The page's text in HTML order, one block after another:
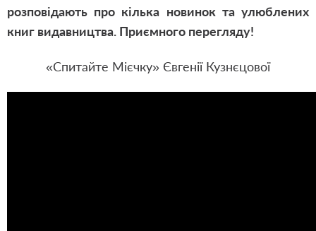
розповідають про кілька новинок та улюблених
книг видавництва. Приємного перегляду!
«Спитайте Мієчку» Євгенії Кузнєцової